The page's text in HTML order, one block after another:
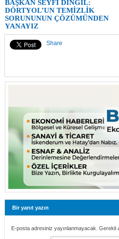
BAŞKAN SEYFİ DİNGİL:
DÖRTYOL’UN TEMİZLİK
SORUNUNUN ÇÖZÜMÜNDEN
YANAYIZ
Share
Bir yanıt yazın
E-posta adresiniz yayınlanmayacak. Gerekli